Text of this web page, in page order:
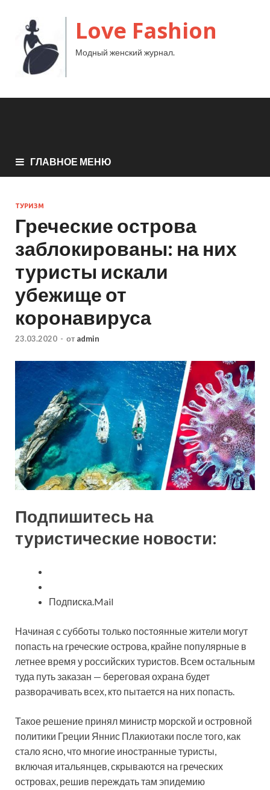
Love Fashion
Модный женский журнал.
ГЛАВНОЕ МЕНЮ
ТУРИЗМ
Греческие острова
заблокированы: на них
туристы искали
убежище от
коронавируса
23.03.2020 - от admin
Подпишитесь на
туристические новости:
Подписка.Mail
Начиная с субботы только постоянные жители могут
попасть на греческие острова, крайне популярные в
летнее время у российских туристов. Всем остальным
туда путь заказан — береговая охрана будет
разворачивать всех, кто пытается на них попасть.
Такое решение принял министр морской и островной
политики Греции Яннис Плакиотаки после того, как
стало ясно, что многие иностранные туристы,
включая итальянцев, скрываются на греческих
островах, решив переждать там эпидемию